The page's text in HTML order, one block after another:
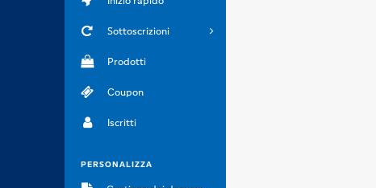
Sottoscrizioni
Prodotti
Coupon
Iscritti
PERSONALIZZA